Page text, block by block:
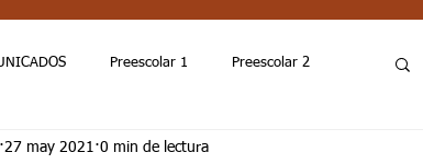
Preescolar 1 Preescolar 2
4 Grado 5 Grado 6
27 may 2021 0 min de lectura